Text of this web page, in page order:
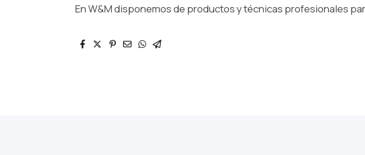
En W&M disponemos de productos y técnicas profesionales